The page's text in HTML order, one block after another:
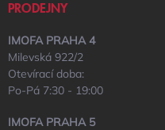
PRODEJNY
IMOFA PRAHA 4
Milevská 922/2
Otevírací doba:
Po-Pá 7:30 - 19:00
IMOFA PRAHA 5